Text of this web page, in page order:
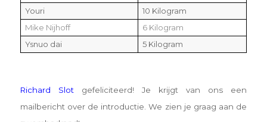
Youri
10 Kilogram
Mike Nijhoff
6 Kilogram
Ysnuo dai
5 Kilogram
Richard Slotgefeliciteerd! Je krijgt van ons een
mailbericht over de introductie. We zien je graag aan de